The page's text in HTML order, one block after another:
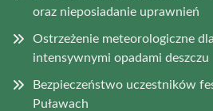
oraz nieposiadanie uprawnień
Ostrzeżenie meteorologiczne
intensywnymi opadami deszczu
Bezpieczeństwo uczestników
Puławach